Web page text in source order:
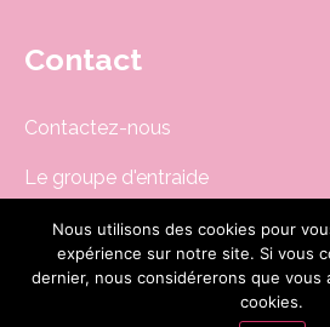
Contact
Contactez-nous
Le groupe d'entraide
Newsletter
boutique@dodynette.com
Nous utilisons des cookies pour
expérience sur notre site. Si vous
dernier, nous considérerons que vous
cookies.